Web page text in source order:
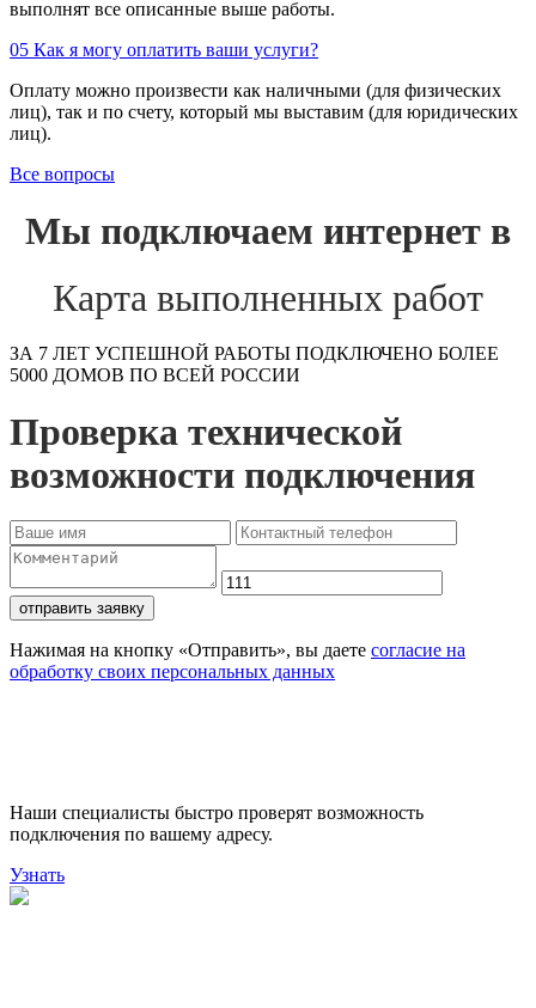
выполнят все описанные выше работы.
05 Как я могу оплатить ваши услуги?
Оплату можно произвести как наличными (для физических
лиц), так и по счету, который мы выставим (для юридических
лиц).
Все вопросы
Мы подключаем интернет в
Карта выполненных работ
ЗА 7 ЛЕТ УСПЕШНОЙ РАБОТЫ ПОДКЛЮЧЕНО БОЛЕЕ
5000 ДОМОВ ПО ВСЕЙ РОССИИ
Проверка технической
возможности подключения
отправить заявку
Нажимая на кнопку «Отправить», вы даете согласие на
обработку своих персональных данных
Наши специалисты быстро проверят возможность
подключения по вашему адресу.
Узнать